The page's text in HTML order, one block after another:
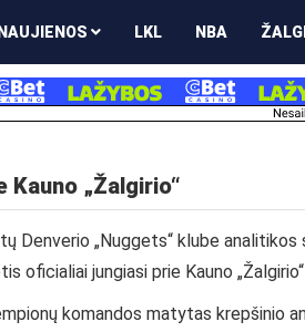
NAUJIENOS LKL NBA
Kauno „Žalgirio“
Denverio „Nuggets“ klube
oficialiai jungiasi prie Kauno
komandos matytas krepšinio